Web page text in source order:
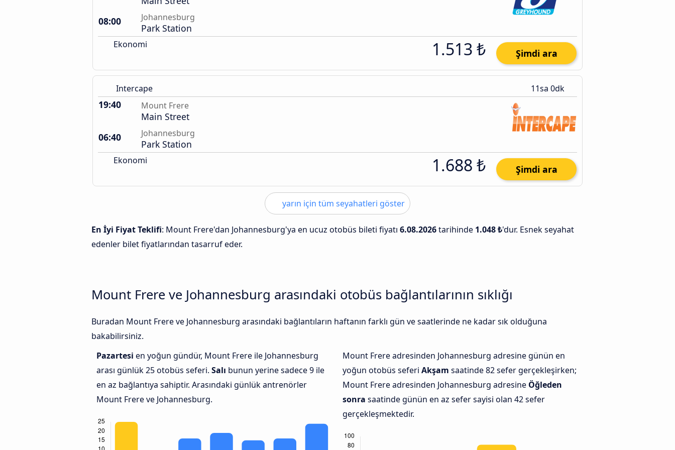
08:00
Johannesburg
Park Station
Ekonomi 1.513 ₺ Şimdi ara
Intercape 11sa 0dk
19:40 Mount Frere
Main Street
06:40
Johannesburg
Park Station
Ekonomi 1.688 ₺ Şimdi ara
yarın için tüm seyahatleri göster
En İyi Fiyat Teklifi: Mount Frere'dan Johannesburg'ya en ucuz otobüs bileti fiyatı 6.08.2026tarihinde 1.048 ₺'dur. Esnek seyahat
edenler bilet fiyatlarından tasarruf eder.
Mount Frere ve Johannesburg arasındaki otobüs bağlantılarının sıklığı
Buradan Mount Frere ve Johannesburg arasındaki bağlantıların haftanın farklı gün ve saatlerinde ne kadar sık olduğuna
bakabilirsiniz.
Pazartesi en yoğun gündür, Mount Frere ile Johannesburg
arası günlük 25 otobüs seferi. Salı bunun yerine sadece 9 ile
en az bağlantıya sahiptir. Arasındaki günlük antrenörler
Mount Frere ve Johannesburg.
Mount Frere adresinden Johannesburg adresine günün en
yoğun otobüs seferi Akşam saatinde 82 sefer gerçekleşirken;
Mount Frere adresinden Johannesburg adresine Öğleden
sonra saatinde günün en az sefer sayisi olan 42 sefer
gerçekleşmektedir.